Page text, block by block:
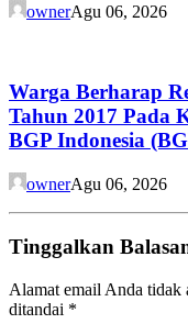
ownerAgu 06, 2026
Warga Berharap
Tahun 2017 Pada
BGP Indonesia
ownerAgu 06, 2026
Tinggalkan
Alamat email Anda tidak
ditandai *